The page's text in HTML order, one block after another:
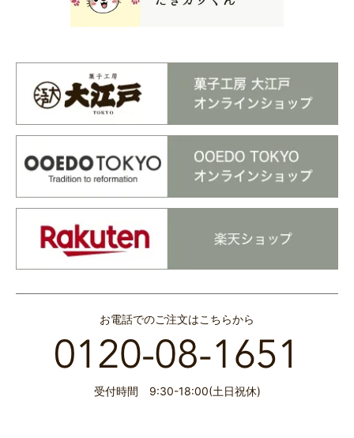
お電話でのご注文はこちらから
受付時間 9:30-18:00(土日祝休)